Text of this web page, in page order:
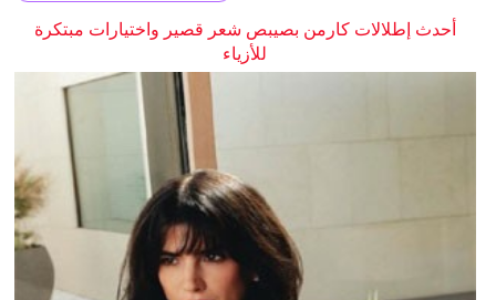
أحدث إطلالات كارمن بصيبص شعر قصير واختيارات مبتكرة
للأزياء